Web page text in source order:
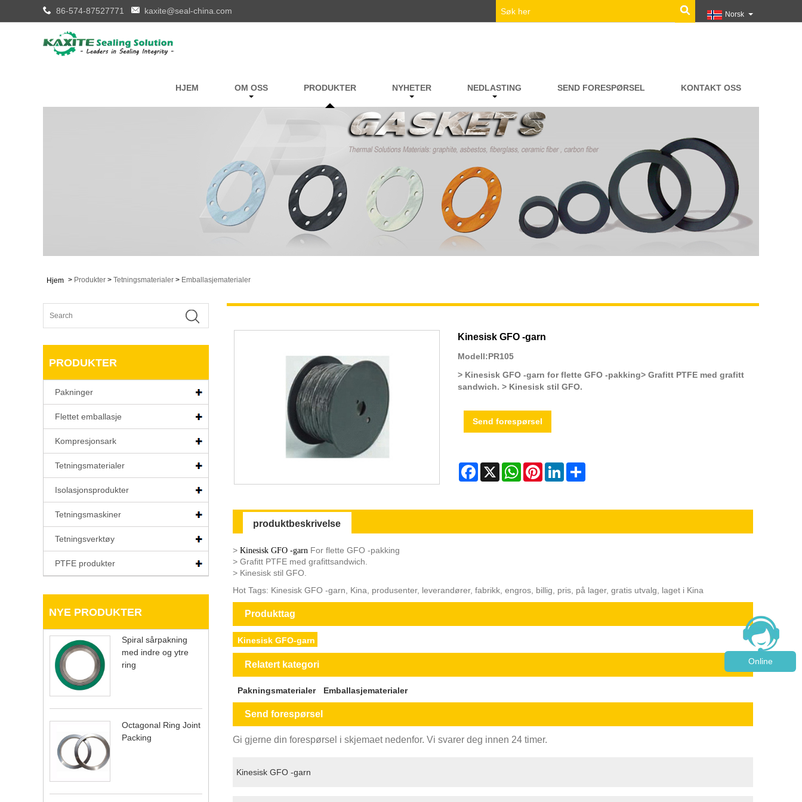
86-574-87527771 kaxite@seal-china.com Norsk‎
HJEM OM OSS PRODUKTER NYHETER NEDLASTING SEND FORESPØRSEL KONTAKT OSS
Hjem > Produkter > Tetningsmaterialer > Emballasjematerialer
PRODUKTER
Pakninger
Flettet emballasje
Kompresjonsark
Tetningsmaterialer
Isolasjonsprodukter
Tetningsmaskiner
Tetningsverktøy
PTFE produkter
NYE PRODUKTER
Spiral sårpakning
med indre og ytre
ring
Octagonal Ring Joint
Packing
Kinesisk GFO -garn
Modell:PR105
> Kinesisk GFO -garn for flette GFO -pakking> Grafitt PTFE med grafitt
sandwich. > Kinesisk stil GFO.
Send forespørsel
Facebook
X WhatsAppPinterestLinkedInShare
produktbeskrivelse
> Kinesisk GFO -garn For flette GFO -pakking
> Grafitt PTFE med grafittsandwich.
> Kinesisk stil GFO.
Hot Tags: Kinesisk GFO -garn, Kina, produsenter, leverandører, fabrikk, engros, billig, pris, på lager, gratis utvalg, laget i Kina
Produkttag
Kinesisk GFO-garn
Relatert kategori
Pakningsmaterialer Emballasjematerialer
Send forespørsel
Gi gjerne din forespørsel i skjemaet nedenfor. Vi svarer deg innen 24 timer.
Online